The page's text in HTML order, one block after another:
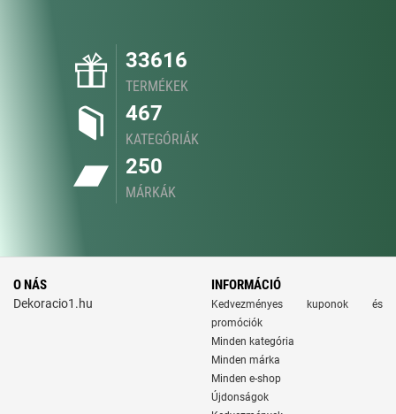
33616
TERMÉKEK
467
KATEGÓRIÁK
250
MÁRKÁK
O NÁS
Dekoracio1.hu
INFORMÁCIÓ
Kedvezményes kuponok és
promóciók
Minden kategória
Minden márka
Minden e-shop
Újdonságok